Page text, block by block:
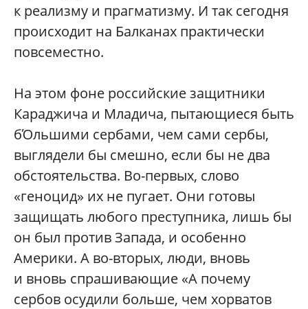
к реализму и прагматизму. И так сегодня
происходит на Балканах практически
повсеместно.
На этом фоне российские защитники
Караджича и Младича, пытающиеся быть
бΌльшими сербами, чем сами сербы,
выглядели бы смешно, если бы не два
обстоятельства. Во-первых, слово
«геноцид» их не пугает. Они готовы
защищать любого преступника, лишь бы
он был против Запада, и особенно
Америки. А во-вторых, люди, вновь
и вновь спрашивающие «А почему
сербов осудили больше, чем хорватов